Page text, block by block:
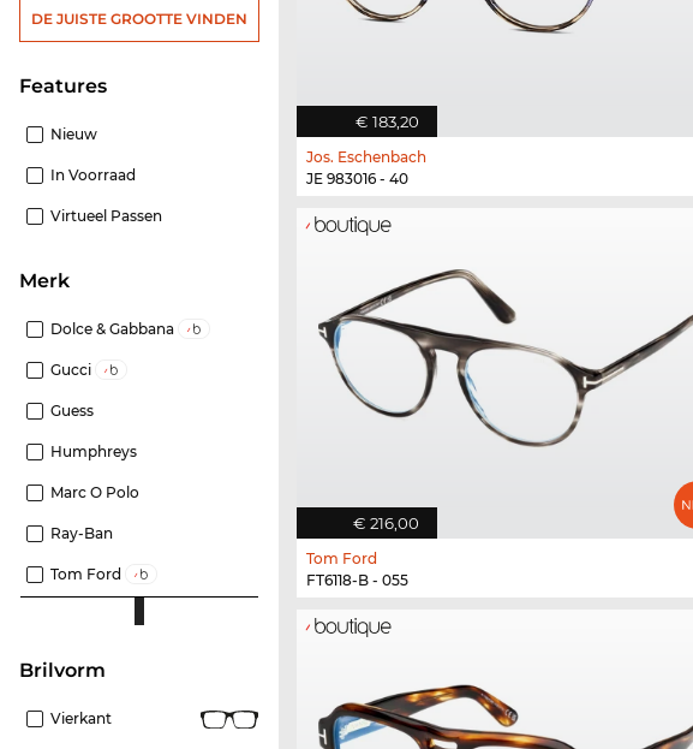
DE JUISTE GROOTTE VINDEN
features
Nieuw
In Voorraad
Virtueel Passen
Merk
Dolce & Gabbana
Gucci
Guess
Humphreys
Marc O Polo
Ray-Ban
Tom Ford
Brilvorm
Vierkant
€ 183,20
Jos. Eschenbach
JE 983016 - 40
€ 216,00
Tom Ford
FT6118-B - 055